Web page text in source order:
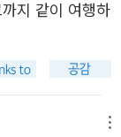
지 같이 여행하